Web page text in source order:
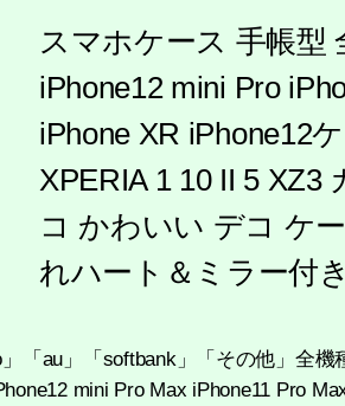
スマホケース 手帳型
iPhone12 mini Pro
iPhone XR iPhone12
XPERIA 1 10 II 5
コ かわいい デコ ケ
れハート＆ミラー付
「au」「softbank」「その他」全
mini Pro Max iPhone11 Pro